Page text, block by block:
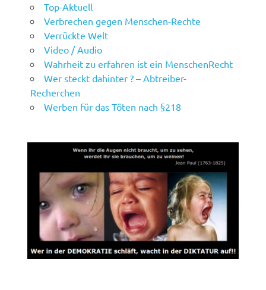
Top-Aktuell
Verbrechen gegen Menschen-Rechte
Verrückte Welt
Video / Audio
Wahrheit zu erfahren ist ein MenschenRecht
Wer steckt dahinter ? – Abtreiber-
Recherchen
Werben für das Töten nach §218